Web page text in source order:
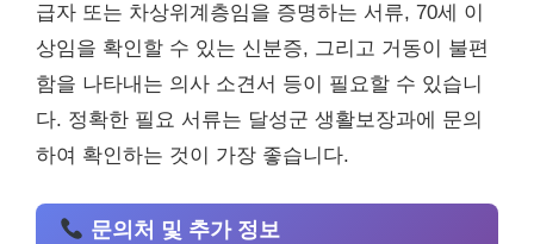
급자 또는 차상위계층임을 증명하는 서류, 70세 이
상임을 확인할 수 있는 신분증, 그리고 거동이 불편
함을 나타내는 의사 소견서 등이 필요할 수 있습니
다. 정확한 필요 서류는 달성군 생활보장과에 문의
하여 확인하는 것이 가장 좋습니다.
문의처 및 추가 정보